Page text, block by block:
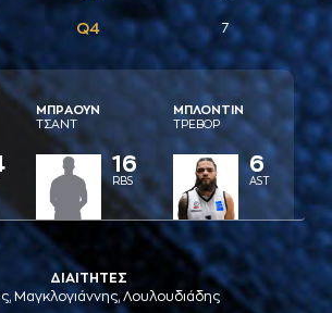
Q4 7
ΜΠΡAΟΥΝ
ΤΣAΝΤ
16
RBS
ΜΠΛΟΝΤΙΝ
ΤΡΕΒΟΡ
6
AST
ΔΙΑΙΤΗΤΕΣ
Μαγκλογιάννης, Λουλουδιάδης